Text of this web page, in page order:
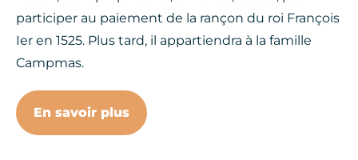
participer au paiement de la rançon du roi François
Ier en 1525. Plus tard, il appartiendra à la famille
Campmas.
En savoir plus